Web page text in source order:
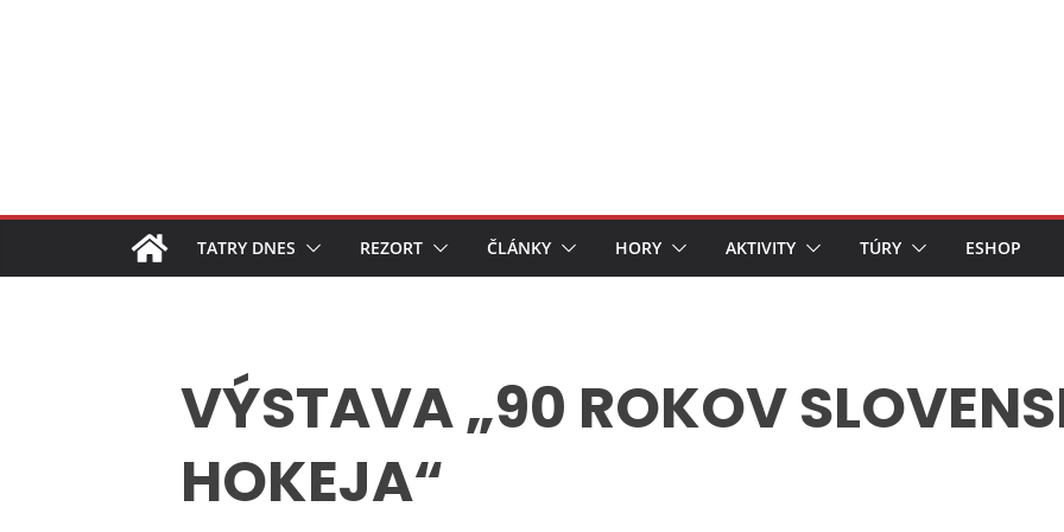
TATRY DNES REZORT ČLÁNKY HORY AKTIVITY TÚRY ESHOP
VÝSTAVA „90 ROKOV
HOKEJA“